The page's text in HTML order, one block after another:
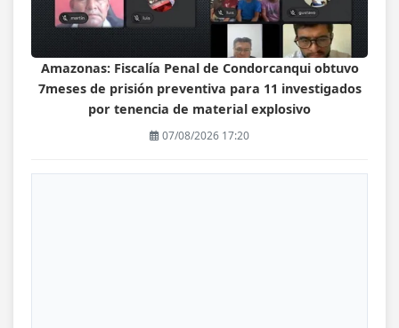
Amazonas: Fiscalía Penal de Condorcanqui obtuvo
7meses de prisión preventiva para 11 investigados
por tenencia de material explosivo
07/08/2026 17:20